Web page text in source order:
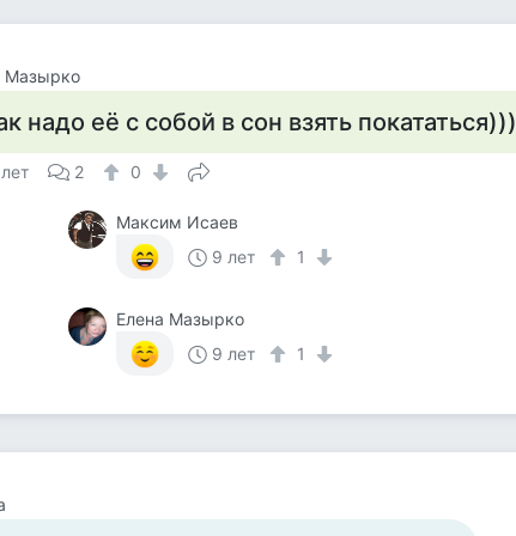
Мазырко
надо её с собой в сон взять покататься)))
2 0
Максим Исаев
9 лет
1
Елена Мазырко
9 лет
1